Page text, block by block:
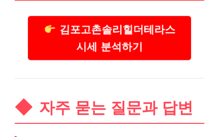
김포고촌솔리힐더테라스
시세 분석하기
자주 묻는 질문과 답변